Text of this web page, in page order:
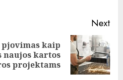
Next
kaip
naujos kartos
projektams